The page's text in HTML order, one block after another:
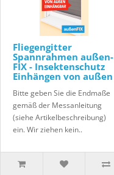
Fliegengitter
Spannrahmen außen-
FIX - Insektenschutz
Einhängen von außen
Bitte geben Sie die Endmaße
gemäß der Messanleitung
(siehe Artikelbeschreibung)
ein. Wir ziehen kein..